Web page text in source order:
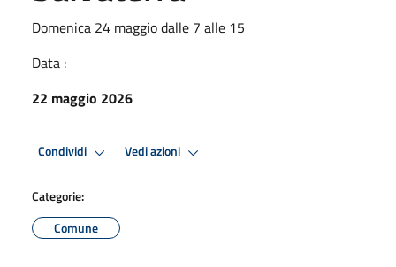
Domenica 24 maggio dalle 7 alle 15
Data :
22 maggio 2026
Condividi Vedi azioni
Categorie:
Comune